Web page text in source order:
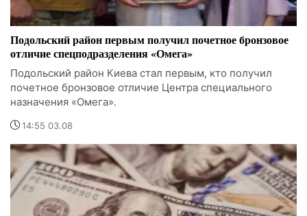
Подольский район первым получил почетное бронзовое
отличие спецподразделения «Омега»
Подольский район Киева стал первым, кто получил
почетное бронзовое отличие Центра специального
назначения «Омега».
14:55 03.08